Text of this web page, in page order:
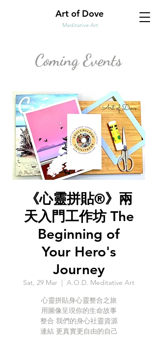
Art of Dove
Meditative Art
Coming Events
《心靈拼貼®》兩
天入門工作坊 The
Beginning of
Your Hero's
Journey
Sat, 29 Mar
  |
A.O.D. Meditative Art
心靈拼貼身心靈整合之旅
用圖像呈現你的生命故事
整合 我們的身心社靈資源
連結 更真實更自由的自己